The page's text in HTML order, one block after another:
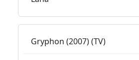
Gryphon (2007) (TV)